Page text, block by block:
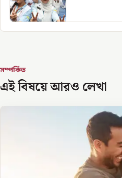
সম্পর্কিত
এই বিষয়ে আরও লেখা